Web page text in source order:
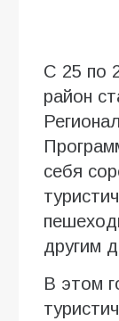
С 25 по
район
себя
другим
В этом